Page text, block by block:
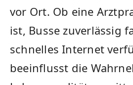
vor Ort. Ob eine
ist, Busse zuverlässig
schnelles Internet
beeinflusst die